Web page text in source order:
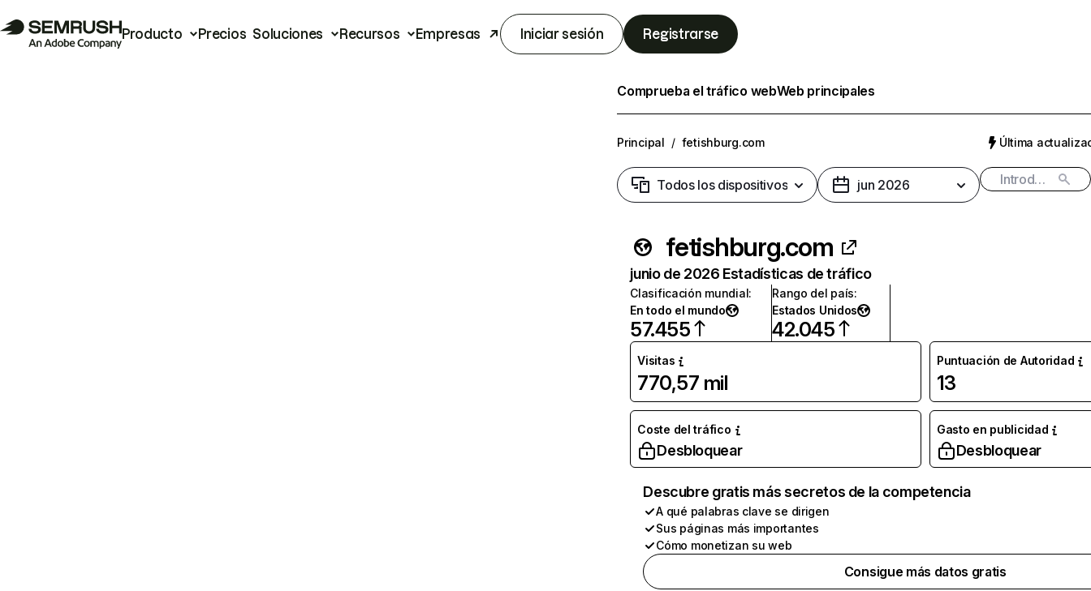
Producto Precios Soluciones Recursos Empresas Iniciar sesión Registrarse
Comprueba el tráfico webWeb principales
Principal / fetishburg.com Última
Todos los dispositivos jun 2026
fetishburg.com
junio de 2026 Estadísticas de tráfico
Clasificación mundial:
En todo el mundo
57.455
Rango del país:
Estados Unidos
42.045
Visitas
770,57 mil
Puntuación de Autoridad
13
Coste del tráfico
Desbloquear
Gasto en publicidad
Desbloquear
Descubre gratis más secretos de la competencia
A qué palabras clave se dirigen
Sus páginas más importantes
Cómo monetizan su web
Consigue más datos gratis